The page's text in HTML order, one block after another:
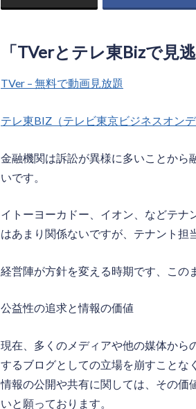
「TVerとテレ東Bizで見
TVer – 無料で動画見放題
テレ東BIZ（テレビ東京ビジネスオンデ
金融機関は訴訟が異様に多いことから
いです。
イトーヨーカドー、イオン、などテナ
はあまり関係ないですが、テナント担
経営陣が方針を変える時期です、この
公益性の追求と情報の価値
現在、多くのメディアや他の媒体から
するブログとしての立場を崩すことな
情報の公開や共有に関しては、その価
いと願っております。